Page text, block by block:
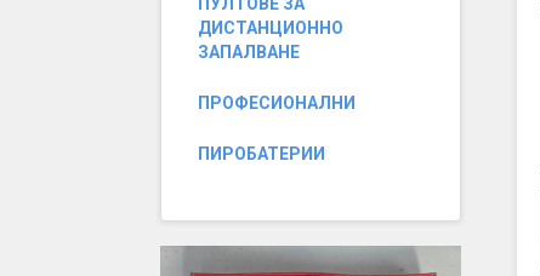
ДИСТАНЦИОННО
ЗАПАЛВАНЕ
ПРОФЕСИОНАЛНИ
ПИРОБАТЕРИИ